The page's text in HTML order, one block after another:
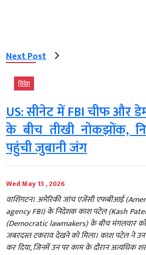
Next Post
विदेश
US: सीनेट में FBI चीफ और
के बीच तीखी नोकझोंक,
पहुंची जुबानी जंग
Wed May 13 , 2026
वाशिंगटन। अमेरिकी जांच एजेंसी एफबीआई
agency FBI) के निदेशक काश पटेल (Kash
(Democratic lawmakers) के बीच मंगलवार
जबरदस्त टकराव देखने को मिला। काश पटेल ने
कर दिया, जिनमें उन पर काम के दौरान अत्यधिक